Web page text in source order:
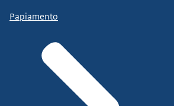
Papiamento